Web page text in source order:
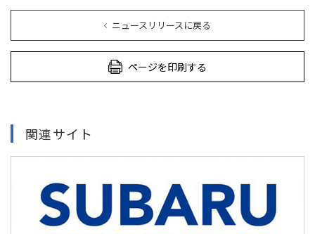
ニュースリリースに戻る
ページを印刷する
関連サイト